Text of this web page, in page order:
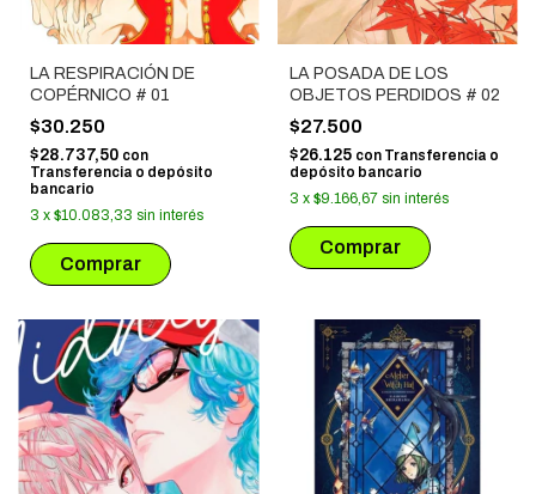
LA RESPIRACIÓN DE
COPÉRNICO # 01
$30.250
$28.737,50 con
Transferencia o depósito
bancario
3 x $10.083,33 sin interés
LA POSADA DE LOS
OBJETOS PERDIDOS # 02
$27.500
$26.125 con Transferencia o
depósito bancario
3 x $9.166,67 sin interés